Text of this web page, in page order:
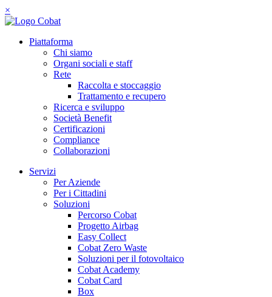
×
Piattaforma
Chi siamo
Organi sociali e staff
Rete
Raccolta e stoccaggio
Trattamento e recupero
Ricerca e sviluppo
Società Benefit
Certificazioni
Compliance
Collaborazioni
Servizi
Per Aziende
Per i Cittadini
Soluzioni
Percorso Cobat
Progetto Airbag
Easy Collect
Cobat Zero Waste
Soluzioni per il fotovoltaico
Cobat Academy
Cobat Card
Box